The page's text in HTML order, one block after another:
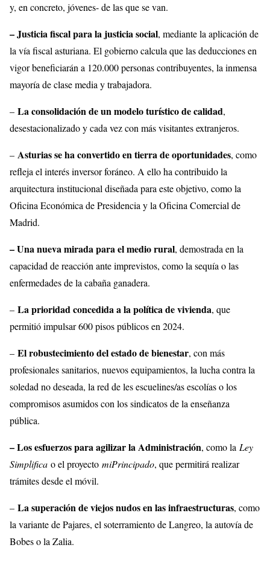
y, en concreto, jóvenes- de las que se van.
– Justicia fiscal para la justicia social, mediante la aplicación de
la vía fiscal asturiana. El gobierno calcula que las deducciones en
vigor beneficiarán a 120.000 personas contribuyentes, la inmensa
mayoría de clase media y trabajadora.
– La consolidación de un modelo turístico de calidad,
desestacionalizado y cada vez con más visitantes extranjeros.
– Asturias se ha convertido en tierra de oportunidades, como
refleja el interés inversor foráneo. A ello ha contribuido la
arquitectura institucional diseñada para este objetivo, como la
Oficina Económica de Presidencia y la Oficina Comercial de
Madrid.
– Una nueva mirada para el medio rural, demostrada en la
capacidad de reacción ante imprevistos, como la sequía o las
enfermedades de la cabaña ganadera.
– La prioridad concedida a la política de vivienda, que
permitió impulsar 600 pisos públicos en 2024.
– El robustecimiento del estado de bienestar, con más
profesionales sanitarios, nuevos equipamientos, la lucha contra la
soledad no deseada, la red de les escuelines/as escolías o los
compromisos asumidos con los sindicatos de la enseñanza
pública.
– Los esfuerzos para agilizar la Administración, como la Ley
Simplifica o el proyecto miPrincipado, que permitirá realizar
trámites desde el móvil.
– La superación de viejos nudos en las infraestructuras, como
la variante de Pajares, el soterramiento de Langreo, la autovía de
Bobes o la Zalia.